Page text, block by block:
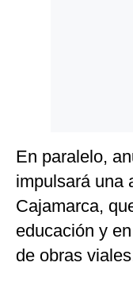
En paralelo,
impulsará una
Cajamarca,
educación y
de obras